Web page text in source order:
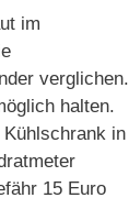
im
verglichen.
halten.
in
15 Euro